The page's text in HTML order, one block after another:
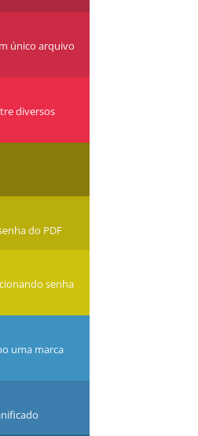
único arquivo
diversos
do PDF
senha
uma marca